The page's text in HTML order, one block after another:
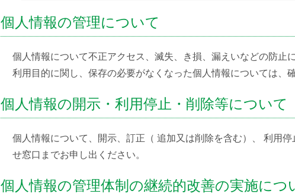
個人情報の管理について
個人情報について不正アクセス、滅失、き損、漏えいなどの防止
利用目的に関し、保存の必要がなくなった個人情報については、
個人情報の開示・利用停止・削除等について
個人情報について、開示、訂正（ 追加又は削除を含む）、 利用
せ窓口までお申し出ください。
個人情報の管理体制の継続的改善の実施につ